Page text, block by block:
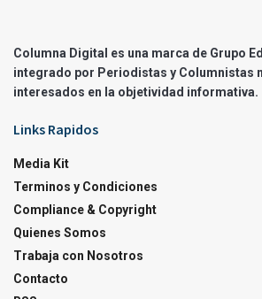
Columna Digital es una marca de Grupo
integrado por Periodistas y Columnistas
interesados en la objetividad informativa.
Links Rapidos
Media Kit
Terminos y Condiciones
Compliance & Copyright
Quienes Somos
Trabaja con Nosotros
Contacto